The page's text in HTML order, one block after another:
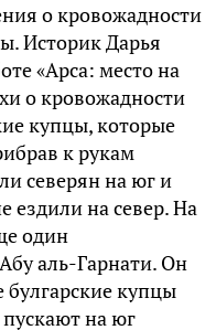
о кровожадности
Историк Дарья
«Арса: место на
о кровожадности
купцы, которые
к рукам
северян на юг и
ездили на север. На
один
аль-Гарнати. Он
булгарские купцы
на юг